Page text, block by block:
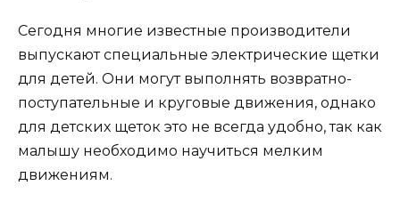
Сегодня многие известные производители
выпускают специальные электрические щетки
для детей. Они могут выполнять возвратно-
поступательные и круговые движения, однако
для детских щеток это не всегда удобно, так как
малышу необходимо научиться мелким
движениям.